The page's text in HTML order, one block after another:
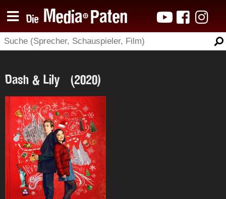
Dash & Lily (2020)